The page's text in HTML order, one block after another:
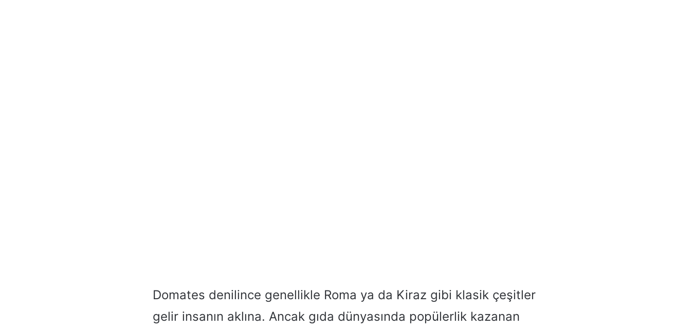
Domates denilince genellikle Roma ya da Kiraz gibi klasik çeşitler
gelir insanın aklına. Ancak gıda dünyasında popülerlik kazanan